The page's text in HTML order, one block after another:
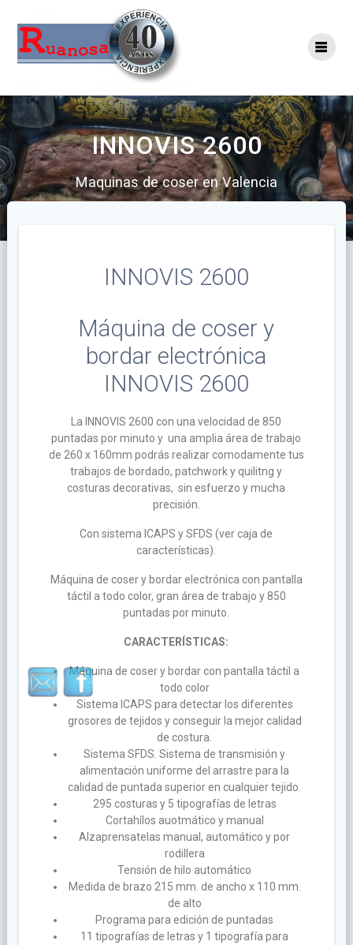
INNOVIS 2600
Maquinas de coser en Valencia
INNOVIS 2600
Máquina de coser y
bordar electrónica
INNOVIS 2600
La INNOVIS 2600 con una velocidad de 850
puntadas por minuto y una amplia área de trabajo
de 260 x 160mm podrás realizar comodamente tus
trabajos de bordado, patchwork y quilitng y
costuras decorativas, sin esfuerzo y mucha
precisión.
Con sistema ICAPS y SFDS (ver caja de
características).
Máquina de coser y bordar electrónica con pantalla
táctil a todo color, gran área de trabajo y 850
puntadas por minuto.
CARACTERÍSTICAS:
Máquina de coser y bordar con pantalla táctil a
todo color
Sistema ICAPS para detectar los diferentes
grosores de tejidos y conseguir la mejor calidad
de costura.
Sistema SFDS. Sistema de transmisión y
alimentación uniforme del arrastre para la
calidad de puntada superior en cualquier tejido.
295 costuras y 5 tipografías de letras
Cortahílos auotmático y manual
Alzaprensatelas manual, automático y por
rodillera
Tensión de hilo automático
Medida de brazo 215 mm. de ancho x 110 mm.
de alto
Programa para edición de puntadas
11 tipografías de letras y 1 tipografía para